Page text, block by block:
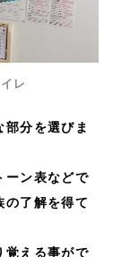
レ
分を選びま
ーン表などで
の了解を得て
覚える事がで